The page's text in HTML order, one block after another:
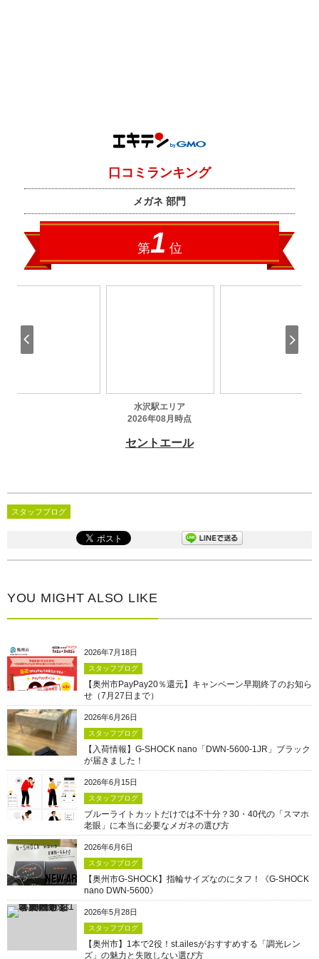
スタッフブログ
YOU MIGHT ALSO LIKE
2026年7月18日
スタッフブログ
【奥州市PayPay20％還元】キャンペーン早期終了のお知ら
せ（7月27日まで）
2026年6月26日
スタッフブログ
【入荷情報】G-SHOCK nano「DWN-5600-1JR」ブラック
が届きました！
2026年6月15日
スタッフブログ
ブルーライトカットだけでは不十分？30・40代の「スマホ
老眼」に本当に必要なメガネの選び方
2026年6月6日
スタッフブログ
【奥州市G-SHOCK】指輪サイズなのにタフ！《G-SHOCK
nano DWN-5600》
2026年5月28日
スタッフブログ
【奥州市】1本で2役！st.ailesがおすすめする「調光レン
ズ」の魅力と失敗しない選び方